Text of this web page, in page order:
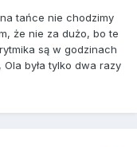
tańce nie chodzimy
że nie za dużo, bo te
są w godzinach
była tylko dwa razy